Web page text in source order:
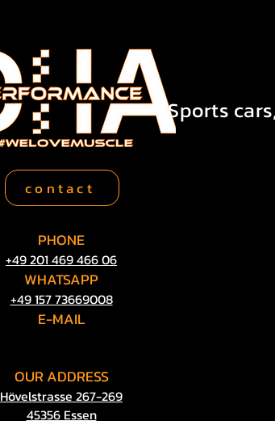
Als spezialisierter us car händler
contact
PHONE
+49 201 469 466 06
WHATSAPP
+49 157 73669008
E-MAIL
OUR ADDRESS
Hövelstrasse 267-269
45356 Essen
Sports